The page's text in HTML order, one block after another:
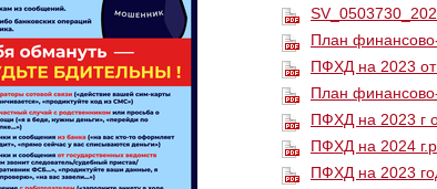
План
ПФХД на 2023
План финансово-
ПФХД на 2023 г
ПФХД на 2024
ПФХД на 2023